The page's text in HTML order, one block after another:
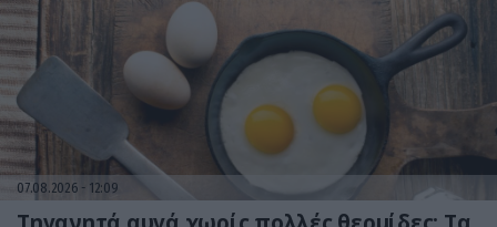
07.08.2026 12:09